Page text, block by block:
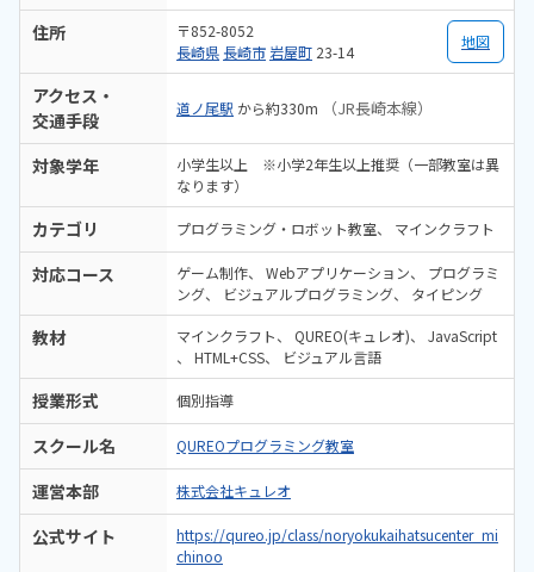
住所
〒852-8052
長崎県 長崎市 岩屋町 23-14
地図
アクセス・
交通手段
道ノ尾駅 から約330m （JR長崎本線）
対象学年
小学生以上 ※小学2年生以上推奨（一部教室は異
なります）
カテゴリ プログラミング・ロボット教室 マインクラフト
対応コース ゲーム制作 Webアプリケーション
プログラミ
ング
ビジュアルプログラミング タイピング
教材 マインクラフト QUREO(キュレオ)
JavaScript
HTML+CSS
ビジュアル言語
授業形式 個別指導
スクール名 QUREOプログラミング教室
運営本部 株式会社キュレオ
公式サイト
https://qureo.jp/class/noryokukaihatsucenter_mi
chinoo